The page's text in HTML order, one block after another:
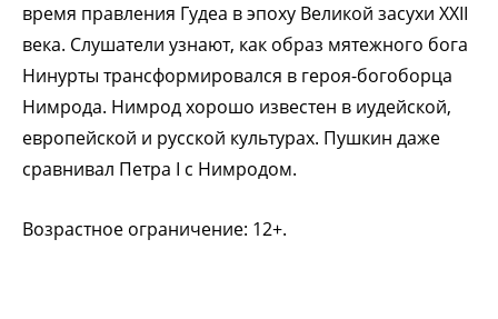
время правления Гудеа в эпоху Великой засухи XXII
века. Слушатели узнают, как образ мятежного бога
Нинурты трансформировался в героя-богоборца
Нимрода. Нимрод хорошо известен в иудейской,
европейской и русской культурах. Пушкин даже
сравнивал Петра I с Нимродом.
Возрастное ограничение: 12+.